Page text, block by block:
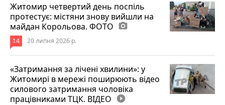
Житомир четвертий день поспіль
протестує: містяни знову вийшли на
майдан Корольова. ФОТО photo_camera
14 20 липня 2026 р.
«Затримання за лічені хвилини»: у
Житомирі в мережі поширюють відео
силового затримання чоловіка
працівниками ТЦК. ВІДЕО play_circle_filled